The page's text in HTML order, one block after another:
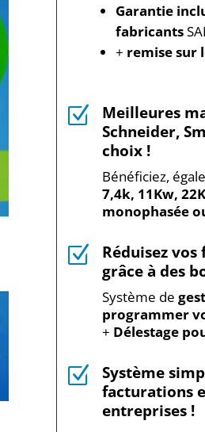
Garantie
fabricants
+ remise sur
Z
Meilleures
Schneider,
choix !
Bénéficiez,
7,4k, 11Kw,
monophasée
Z
Réduisez
grâce à des
Système de
programmer
+ Délestage
Z
Système
facturations
entreprises !